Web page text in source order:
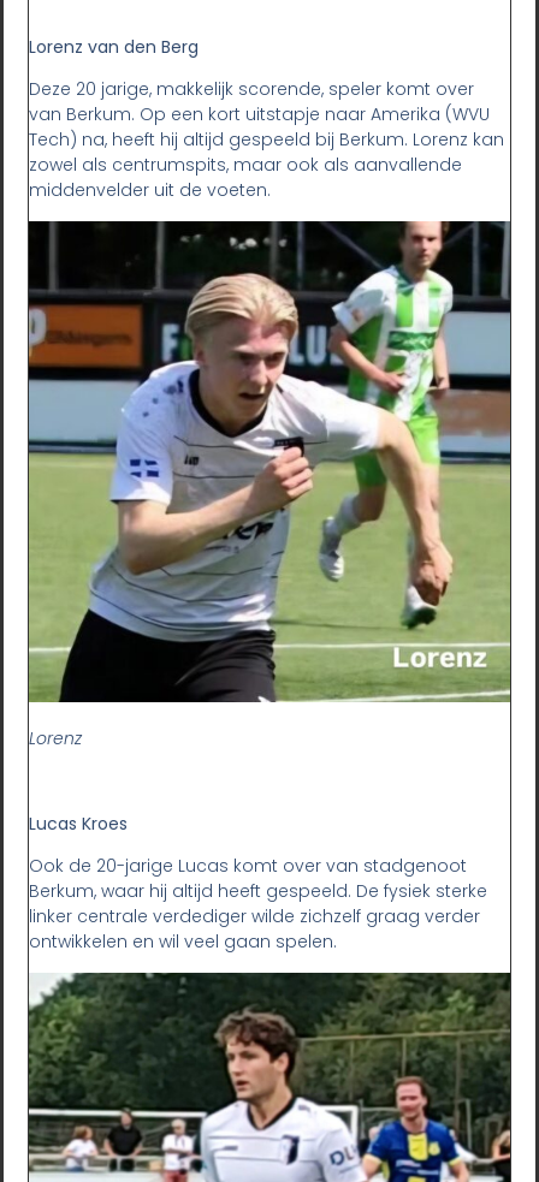
Lorenz van den Berg
Deze 20 jarige, makkelijk scorende, speler komt over
van Berkum. Op een kort uitstapje naar Amerika (WVU
Tech) na, heeft hij altijd gespeeld bij Berkum. Lorenz kan
zowel als centrumspits, maar ook als aanvallende
middenvelder uit de voeten.
Lorenz
Lucas Kroes
Ook de 20-jarige Lucas komt over van stadgenoot
Berkum, waar hij altijd heeft gespeeld. De fysiek sterke
linker centrale verdediger wilde zichzelf graag verder
ontwikkelen en wil veel gaan spelen.